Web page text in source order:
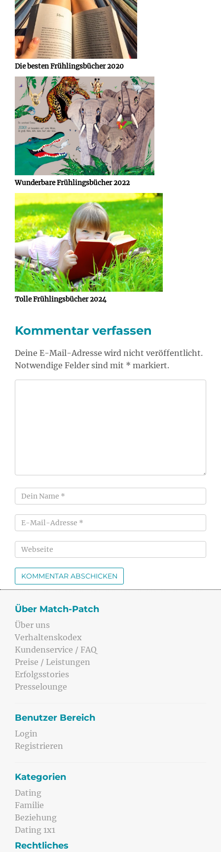
Die besten Frühlingsbücher 2020
Wunderbare Frühlingsbücher 2022
Tolle Frühlingsbücher 2024
Kommentar verfassen
Deine E-Mail-Adresse wird nicht veröffentlicht.
Notwendige Felder sind mit * markiert.
Über Match-Patch
Über uns
Verhaltenskodex
Kundenservice / FAQ
Preise / Leistungen
Erfolgsstories
Presselounge
Benutzer Bereich
Login
Registrieren
Kategorien
Dating
Familie
Beziehung
Dating 1x1
Rechtliches